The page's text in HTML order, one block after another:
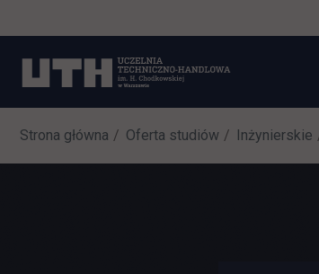
Strona główna Oferta studiów Inżynierskie